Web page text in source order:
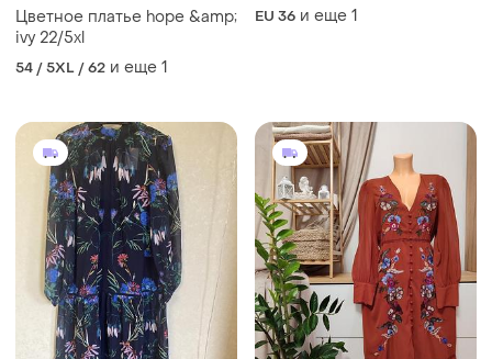
Цветное платье hope &amp;
ivy 22/5xl
54 / 5XL / 62 и еще 1
EU 36 и еще 1